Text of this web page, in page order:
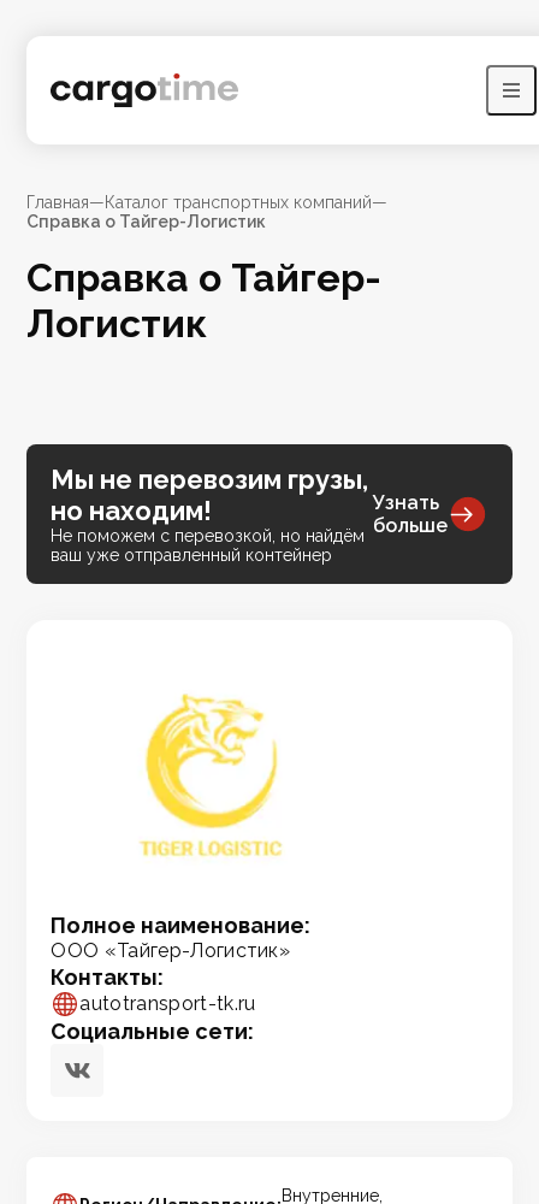
Главная—Каталог транспортных компаний—
Справка о Тайгер-Логистик
Справка о Тайгер-
Логистик
Полное наименование:
ООО «Тайгер-Логистик»
Контакты:
autotransport-tk.ru
Социальные сети:
Мы не перевозим грузы,
но находим!
Не поможем с перевозкой, но найдём
ваш уже отправленный контейнер
Узнать
больше
Внутренние,